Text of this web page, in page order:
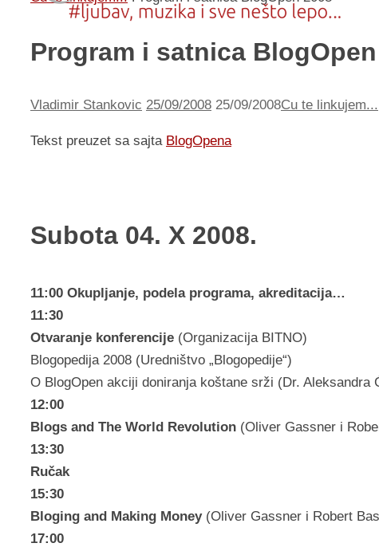
Program i satnica BlogOpen
Vladimir Stankovic 25/09/2008 25/09/2008Cu te linkujem...
Tekst preuzet sa sajta BlogOpena
Subota 04. X 2008.
11:00 Okupljanje, podela programa, akreditacija…
11:30
Otvaranje konferencije (Organizacija BITNO)
Blogopedija 2008 (Uredništvo „Blogopedije“)
O BlogOpen akciji doniranja koštane srži (Dr. Aleksandra
12:00
Blogs and The World Revolution (Oliver Gassner i
13:30
Ručak
15:30
Bloging and Making Money(Oliver Gassner i Robert
17:00